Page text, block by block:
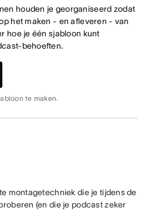
houden je georganiseerd zodat
het maken - en afleveren - van
hoe je één sjabloon kunt
behoeften.
te maken.
montagetechniek die je tijdens de
(en die je podcast zeker